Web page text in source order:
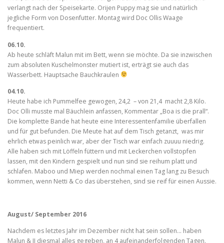
verlangt nach der Speisekarte. Orijen Puppy mag sie und natürlich
jegliche Form von Dosenfutter. Montag wird Doc Ollis Waage
frequentiert.
06.10.
Ab heute schläft Malun mit im Bett, wenn sie möchte. Da sie inzwischen
zum absoluten Kuschelmonster mutiert ist, erträgt sie auch das
Wasserbett. Hauptsache Bauchkraulen
04.10.
Heute habe ich Pummelfee gewogen, 24,2 – von 21,4 macht 2,8 Kilo.
Doc Olli musste mal Bäuchlein anfassen, Kommentar „Boa is die prall“.
Die komplette Bande hat heute eine Interessentenfamilie überfallen
und für gut befunden. Die Meute hat auf dem Tisch getanzt, was mir
ehrlich etwas peinlich war, aber der Tisch war einfach zuuuu niedrig.
Alle haben sich mit Löffeln füttern und mit Leckerchen vollstopfen
lassen, mit den Kindern gespielt und nun sind sie reihum platt und
schlafen. Maboo und Miep werden nochmal einen Tag lang zu Besuch
kommen, wenn Netti & Co das überstehen, sind sie reif für einen Aussie.
August/ September 2016
Nachdem es letztes Jahr im Dezember nicht hat sein sollen… haben
Malun & JJ diesmal alles gegeben, an 4 aufeinanderfolgenden Tagen.